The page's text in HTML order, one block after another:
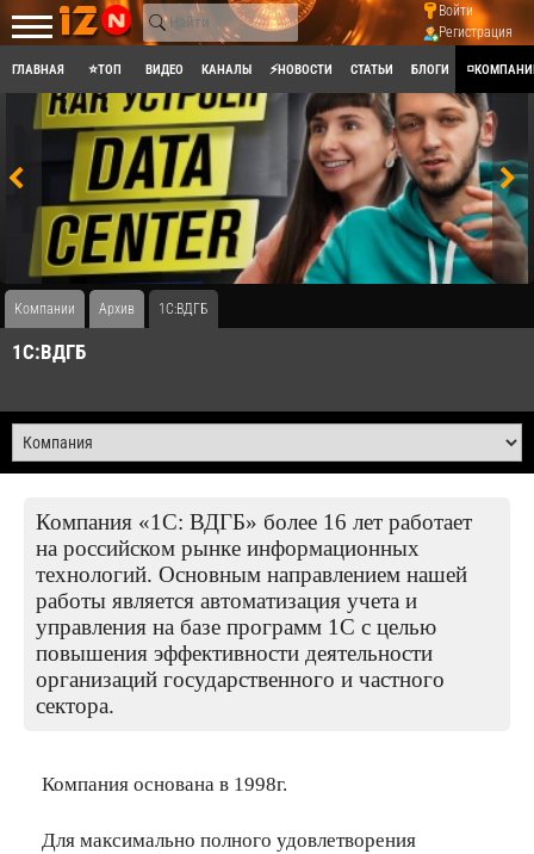
Войти
Регистрация
ГЛАВНАЯ ⭐ТОП ВИДЕО КАНАЛЫ ⚡НОВОСТИ СТАТЬИ БЛОГИ
Компании Архив 1C:ВДГБ
1C:ВДГБ
Компания «1С: ВДГБ» более 16 лет работает
на российском рынке информационных
технологий. Основным направлением нашей
работы является автоматизация учета и
управления на базе программ 1С с целью
повышения эффективности деятельности
организаций государственного и частного
сектора.
Компания основана в 1998г.
Для максимально полного удовлетворения